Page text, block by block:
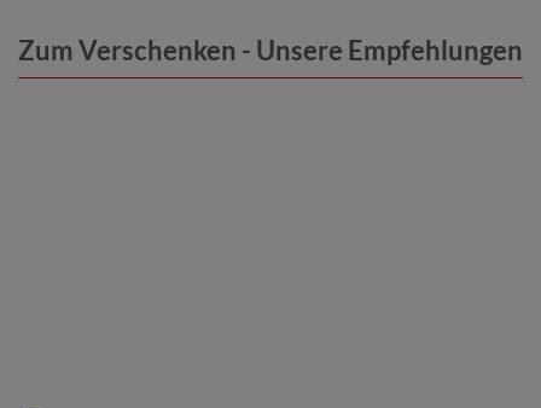
Zum Verschenken - Unsere Empfehlungen